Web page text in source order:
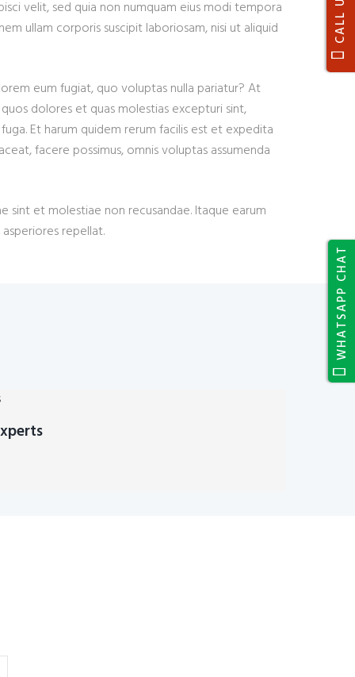
WHATSAPP CHAT
CALL US
velit, sed quia non numquam eius modi tempora
ullam corporis suscipit laboriosam, nisi ut aliquid
eum fugiat, quo voluptas nulla pariatur? At
dolores et quas molestias excepturi sint,
Et harum quidem rerum facilis est et expedita
facere possimus, omnis voluptas assumenda
et molestiae non recusandae. Itaque earum
repellat.